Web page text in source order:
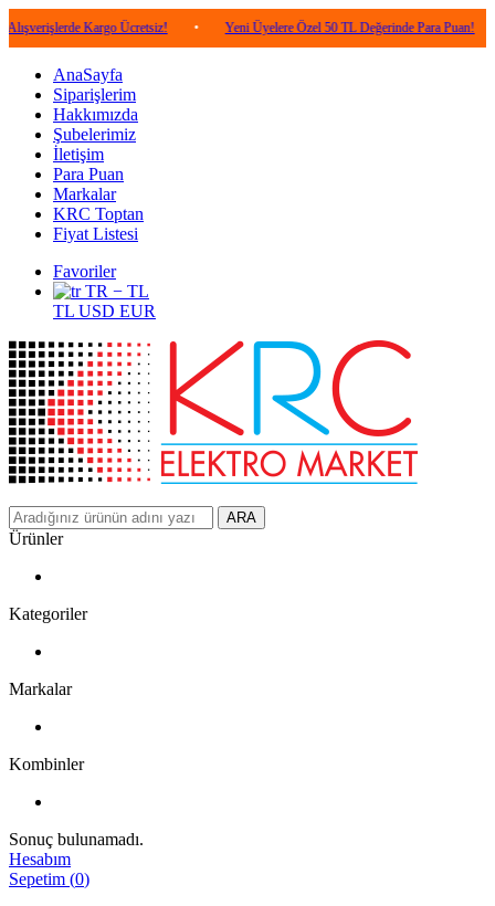
Kargo Ücretsiz! • Yeni Üyelere Özel 50 TL Değerinde Para Puan! •
AnaSayfa
Siparişlerim
Hakkımızda
Şubelerimiz
İletişim
Para Puan
Markalar
KRC Toptan
Fiyat Listesi
Favoriler
TR − TL
TL USD EUR
ARA
Ürünler
Kategoriler
Markalar
Kombinler
Sonuç bulunamadı.
Hesabım
Sepetim (0)